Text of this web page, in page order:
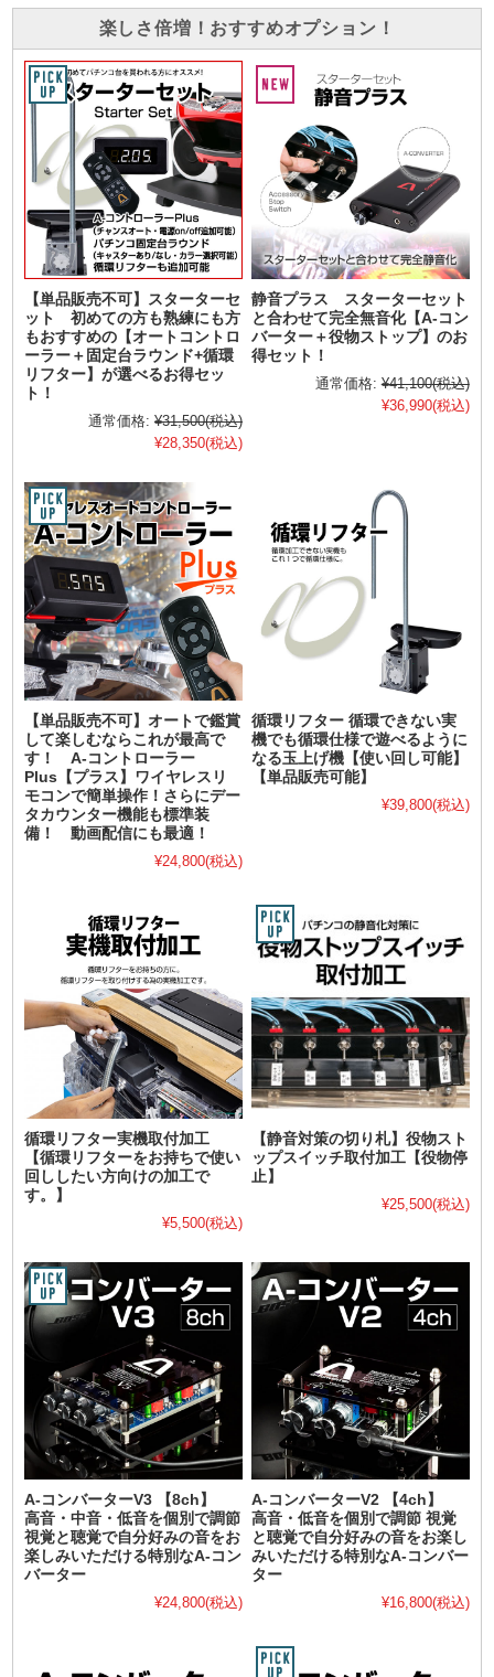
楽しさ倍増！おすすめオプション！
【単品販売不可】スターターセ
ット 初めての方も熟練にも方
もおすすめの【オートコントロ
ーラー＋固定台ラウンド+循環
リフター】が選べるお得セッ
ト！
通常価格: ¥31,500(税込)
¥28,350(税込)
静音プラス スターターセット
と合わせて完全無音化【A-コン
バーター＋役物ストップ】のお
得セット！
通常価格: ¥41,100(税込)
¥36,990(税込)
【単品販売不可】オートで鑑賞
して楽しむならこれが最高で
す！ A-コントローラー
Plus【プラス】ワイヤレスリ
モコンで簡単操作！さらにデー
タカウンター機能も標準装
備！ 動画配信にも最適！
¥24,800(税込)
循環リフター 循環できない実
機でも循環仕様で遊べるように
なる玉上げ機【使い回し可能】
【単品販売可能】
¥39,800(税込)
循環リフター実機取付加工
【循環リフターをお持ちで使い
回ししたい方向けの加工で
す。】
¥5,500(税込)
【静音対策の切り札】役物スト
ップスイッチ取付加工【役物停
止】
¥25,500(税込)
A-コンバーターV3 【8ch】
高音・中音・低音を個別で調節
視覚と聴覚で自分好みの音をお
楽しみいただける特別なA-コン
バーター
¥24,800(税込)
A-コンバーターV2 【4ch】
高音・低音を個別で調節 視覚
と聴覚で自分好みの音をお楽し
みいただける特別なA-コンバー
ター
¥16,800(税込)